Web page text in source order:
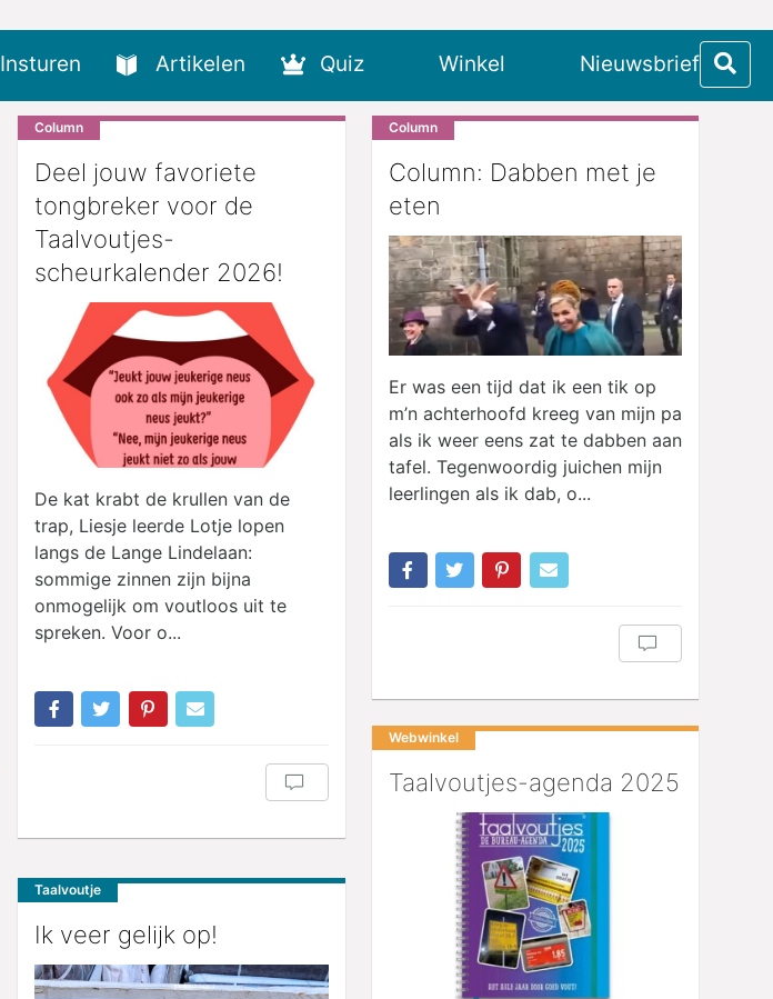
Insturen Artikelen Quiz Winkel
Nieuwsbrief
Column
Deel jouw favoriete
tongbreker voor de
Taalvoutjes-
scheurkalender 2026!
De kat krabt de krullen van de
trap, Liesje leerde Lotje lopen
langs de Lange Lindelaan:
sommige zinnen zijn bijna
onmogelijk om voutloos uit te
spreken. Voor o...
Column
Column: Dabben met je
eten
Er was een tijd dat ik een tik op
m’n achterhoofd kreeg van mijn pa
als ik weer eens zat te dabben aan
tafel. Tegenwoordig juichen mijn
leerlingen als ik dab, o...
Webwinkel
Taalvoutjes-agenda 2025
Taalvoutje
Ik veer gelijk op!